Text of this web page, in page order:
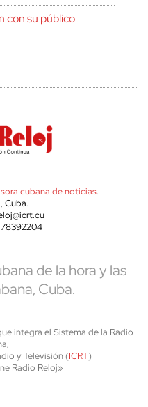
con su público
cubana de noticias.
Cuba.
de la hora y las
Cuba.
integra el Sistema de la Radio
y Televisión (ICRT)
Radio Reloj»